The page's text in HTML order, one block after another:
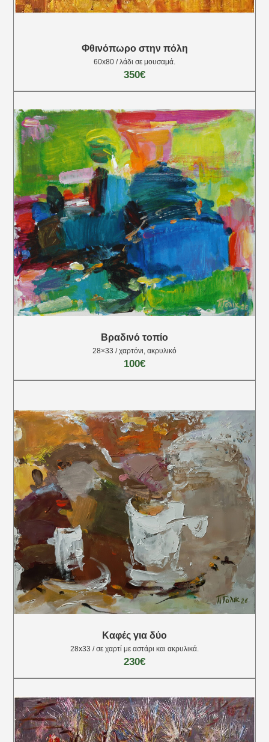
Φθινόπωρο στην πόλη
60x80 / λάδι σε μουσαμά.
350€
Βραδινό τοπίο
28×33 / χαρτόνι, ακρυλικό
100€
Καφές για δύο
28х33 / σε χαρτί με αστάρι και ακρυλικά.
230€